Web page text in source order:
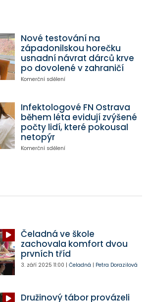
Nové testování na
západonilskou horečku
usnadní návrat dárců krve
po dovolené v zahraničí
Komerční sdělení
Infektologové FN Ostrava
během léta evidují zvýšené
počty lidí, které pokousal
netopýr
Komerční sdělení
Čeladná ve škole
zachovala komfort dvou
prvních tříd
3. září 2025 11:00 | Čeladná | Petra Dorazilová
Družinový tábor provázeli